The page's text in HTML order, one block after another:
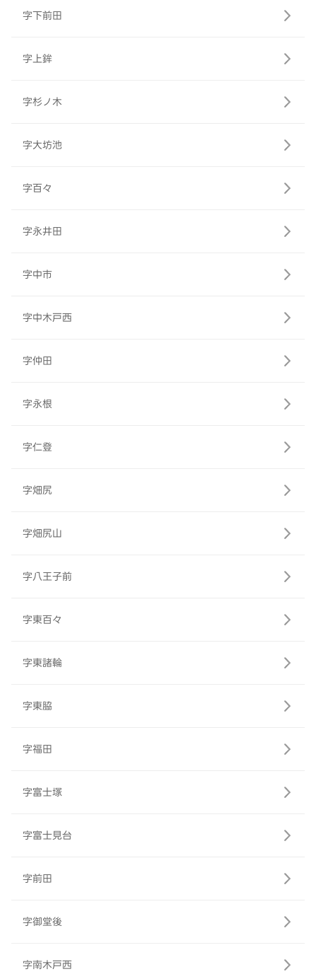
字下前田
字上鉾
字杉ノ木
字大坊池
字百々
字永井田
字中市
字中木戸西
字仲田
字永根
字仁登
字畑尻
字畑尻山
字八王子前
字東百々
字東諸輪
字東脇
字福田
字富士塚
字富士見台
字前田
字御堂後
字南木戸西